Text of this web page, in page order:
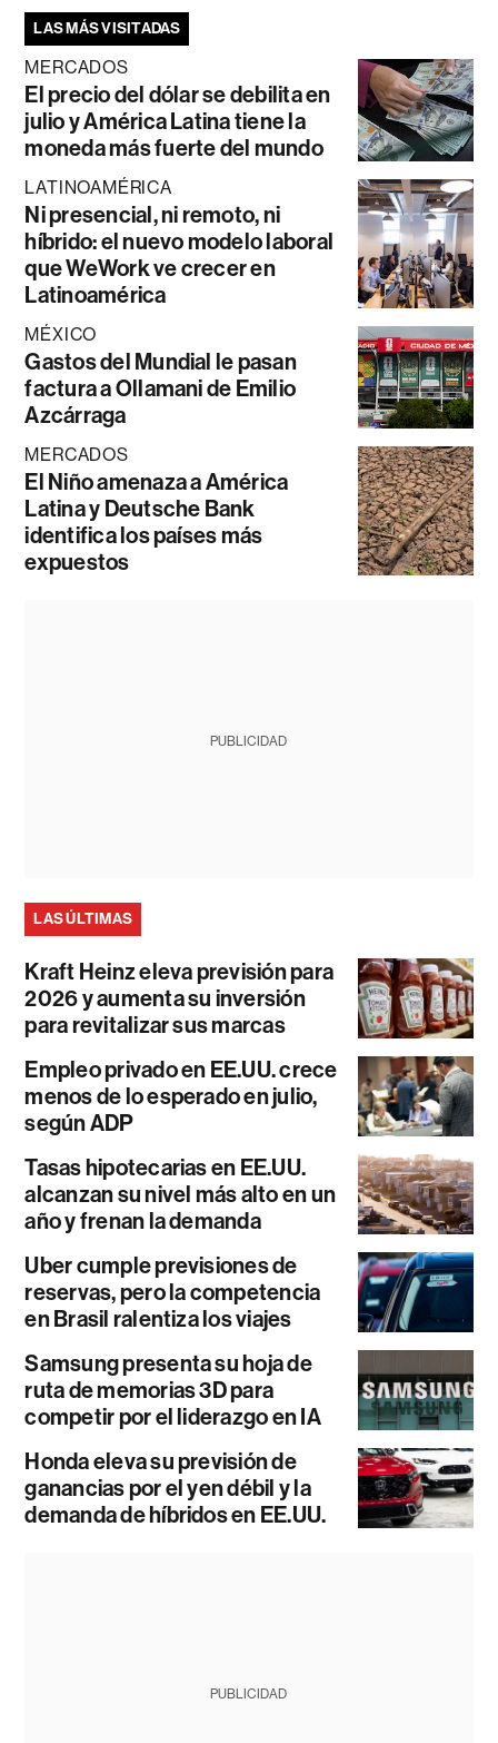
LAS MÁS VISITADAS
MERCADOS
El precio del dólar se debilita en
julio y América Latina tiene la
moneda más fuerte del mundo
LATINOAMÉRICA
Ni presencial, ni remoto, ni
híbrido: el nuevo modelo laboral
que WeWork ve crecer en
Latinoamérica
MÉXICO
Gastos del Mundial le pasan
factura a Ollamani de Emilio
Azcárraga
MERCADOS
El Niño amenaza a América
Latina y Deutsche Bank
identifica los países más
expuestos
PUBLICIDAD
LAS ÚLTIMAS
Kraft Heinz eleva previsión para
2026 y aumenta su inversión
para revitalizar sus marcas
Empleo privado en EE.UU. crece
menos de lo esperado en julio,
según ADP
Tasas hipotecarias en EE.UU.
alcanzan su nivel más alto en un
año y frenan la demanda
Uber cumple previsiones de
reservas, pero la competencia
en Brasil ralentiza los viajes
Samsung presenta su hoja de
ruta de memorias 3D para
competir por el liderazgo en IA
Honda eleva su previsión de
ganancias por el yen débil y la
demanda de híbridos en EE.UU.
PUBLICIDAD